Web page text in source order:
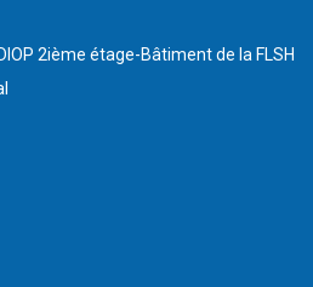
2ième étage-Bâtiment de la FLSH